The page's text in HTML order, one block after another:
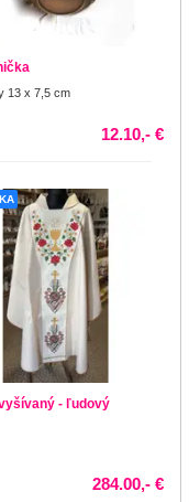
13 x 7,5 cm
12.10,- €
- ľudový
284.00,- €